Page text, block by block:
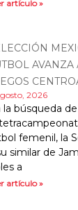
artículo »
2026
la búsqueda
femenil, la
similar de
a
artículo »